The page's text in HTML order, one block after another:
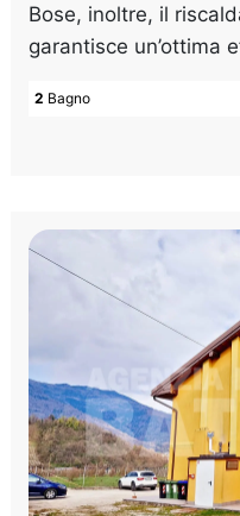
Bose, inoltre, il
garantisce un’ottima
2 Bagno